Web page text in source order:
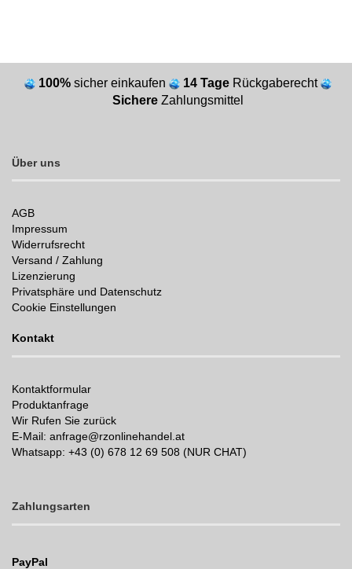
100% sicher einkaufen 14 Tage Rückgaberecht
Sichere Zahlungsmittel
Über uns
AGB
Impressum
Widerrufsrecht
Versand / Zahlung
Lizenzierung
Privatsphäre und Datenschutz
Cookie Einstellungen
Kontakt
Kontaktformular
Produktanfrage
Wir Rufen Sie zurück
E-Mail: anfrage@rzonlinehandel.at
Whatsapp: +43 (0) 678 12 69 508 (NUR CHAT)
Zahlungsarten
PayPal